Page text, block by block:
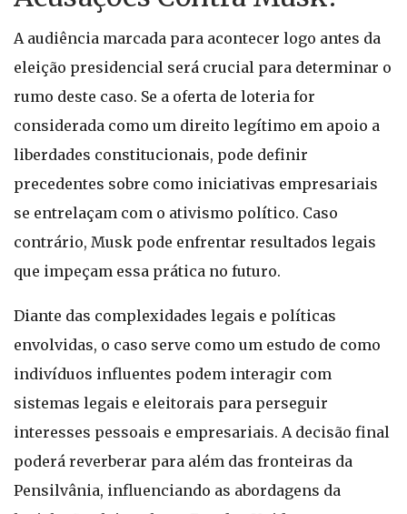
A audiência marcada para acontecer logo antes da
eleição presidencial será crucial para determinar o
rumo deste caso. Se a oferta de loteria for
considerada como um direito legítimo em apoio a
liberdades constitucionais, pode definir
precedentes sobre como iniciativas empresariais
se entrelaçam com o ativismo político. Caso
contrário, Musk pode enfrentar resultados legais
que impeçam essa prática no futuro.
Diante das complexidades legais e políticas
envolvidas, o caso serve como um estudo de como
indivíduos influentes podem interagir com
sistemas legais e eleitorais para perseguir
interesses pessoais e empresariais. A decisão final
poderá reverberar para além das fronteiras da
Pensilvânia, influenciando as abordagens da